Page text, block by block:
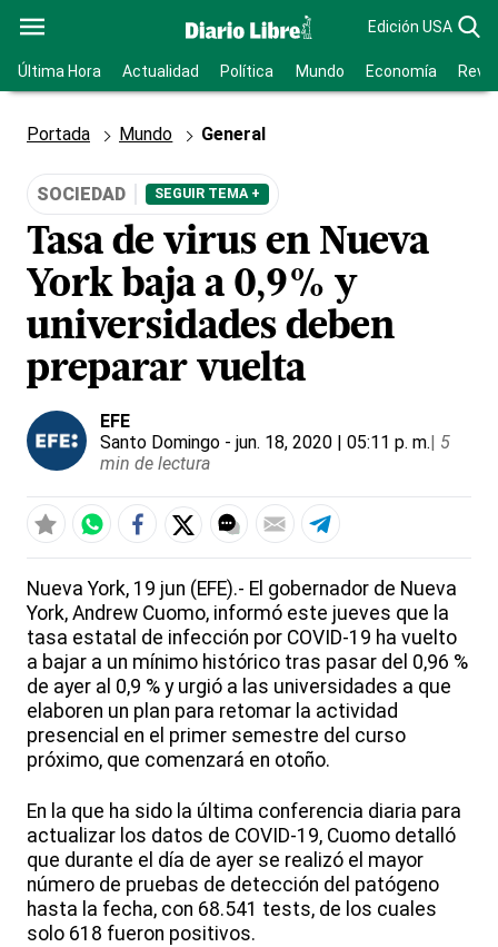
Edición USA
Última Hora Actualidad Política Mundo Economía
Portada Mundo General
SOCIEDAD SEGUIR TEMA +
Tasa de virus en Nueva
York baja a 0,9% y
universidades deben
preparar vuelta
EFE
Santo Domingo - jun. 18, 2020 | 05:11 p. m.| 5
min de lectura
Nueva York, 19 jun (EFE).- El gobernador de Nueva
York, Andrew Cuomo, informó este jueves que la
tasa estatal de infección por COVID-19 ha vuelto
a bajar a un mínimo histórico tras pasar del 0,96 %
de ayer al 0,9 % y urgió a las universidades a que
elaboren un plan para retomar la actividad
presencial en el primer semestre del curso
próximo, que comenzará en otoño.
En la que ha sido la última conferencia diaria para
actualizar los datos de COVID-19, Cuomo detalló
que durante el día de ayer se realizó el mayor
número de pruebas de detección del patógeno
hasta la fecha, con 68.541 tests, de los cuales
solo 618 fueron positivos.